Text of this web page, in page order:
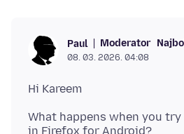
Paul Moderator
08. 03. 2026. 04:08
What happens when you